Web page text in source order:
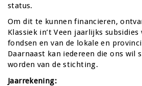
status.
Om dit te kunnen financieren,
Klassiek in’t Veen jaarlijks
fondsen en van de lokale en
Daarnaast kan iedereen die ons wil
worden van de stichting.
Jaarrekening: